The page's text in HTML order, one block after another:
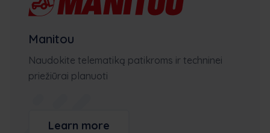
Manitou
Naudokite telematiką patikroms ir techninei
priežiūrai planuoti
Learn more